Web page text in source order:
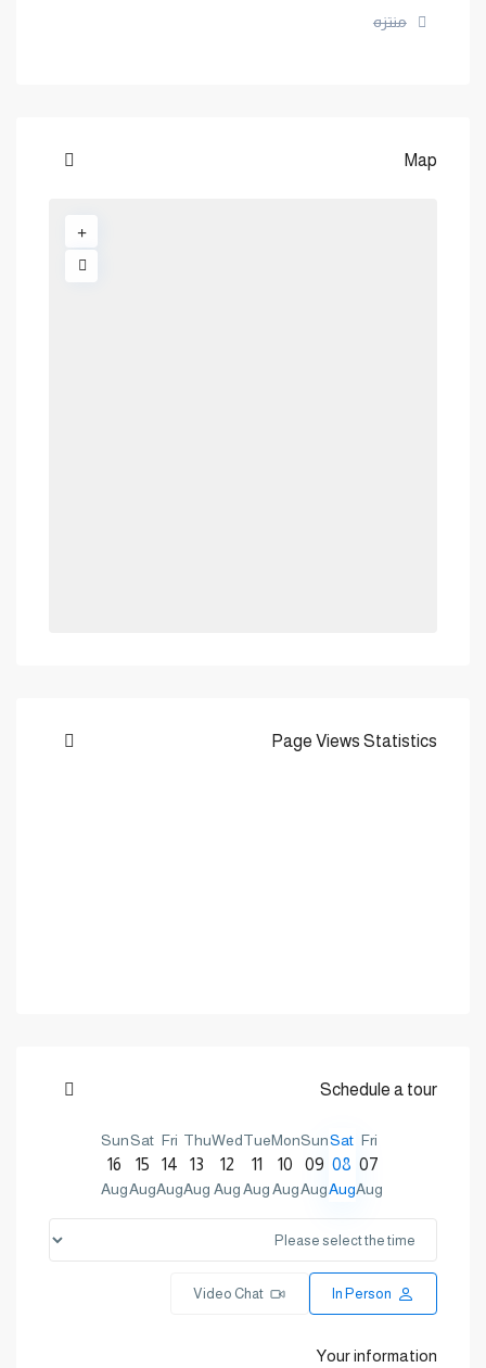
منتزه
Map
Page Views Statistics
Schedule a tour
Fri
07
Aug
Sat
08
Aug
Sun
09
Aug
Mon
10
Aug
Tue
11
Aug
Wed
12
Aug
Thu
13
Aug
Fri
14
Aug
Sat
15
Aug
Sun
16
Aug
In Person
Video Chat
Your information